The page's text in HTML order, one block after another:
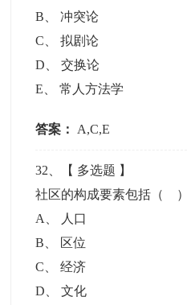
B 、冲突论
C 、拟剧论
D 、交换论
E 、常人方法学
答案： A,C,E
32 、【 多选题 】
社区的构成要素包括（ ）
A
人口
B
区位
C 、经济
D 、文化